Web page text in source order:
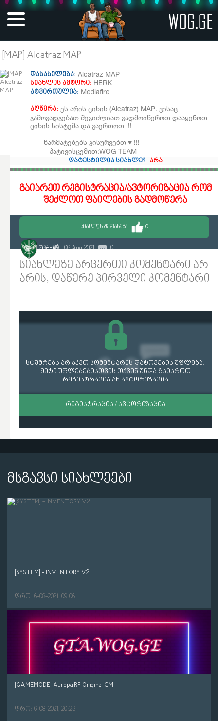
WOG.GE
[MAP] Alcatraz MAP
დასახელება: Alcatraz MAP
სიახლის ავტორი: HERK
ატვირთულია: Mediafire
აღწერა: ეს არის ციხის (Alcatraz) MAP. ვისაც
გამოგადგებათ შეგიძლიათ გადმოიწეროთ დააყენოთ
ციხის სისტემა და გაერთოთ !!!
წარმატებებს გისურვებთ ♥️ !!!
პატივისცემით:WOG TEAM
დატესტილია სიახლე?
არა
გაიარეთ რეგისტრაცია/ავტორიზაცია რომ
შეძლოთ ფაილების გადმოწერა
ᲡᲘᲐᲮᲚᲘᲡ ᲨᲔᲤᲐᲡᲔᲑᲐ 0
HERK
1 766 06 Aug 2021 0
სიახლეზე არცერთი კომენტარი არ
არის, დაწერე პირველი კომენტარი
სტუმრებს არ აქვთ კომენტარის დატოვების უფლება.
მეტი უფლებებისთვის თქვენ უნდა გაიაროთ
რეგისტრაცია ან ავტორიზაცია
ᲠᲔᲒᲘᲡᲢᲠᲐᲪᲘᲐ / ᲐᲕᲢᲝᲠᲘᲖᲐᲪᲘᲐ
მსგავსი სიახლეები
[SYSTEM] - INVENTORY V2
დრო: 6-08-2021, 09:06
[GAMEMODE] Auropa RP Original GM
დრო: 6-08-2021, 20:23